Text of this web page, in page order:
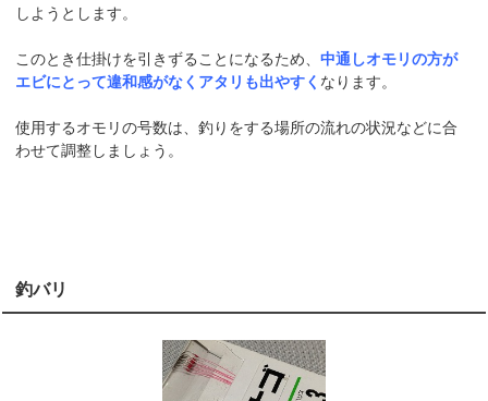
しようとします。
このとき仕掛けを引きずることになるため、中通しオモリの方が
エビにとって違和感がなくアタリも出やすく なります。
使用するオモリの号数は、釣りをする場所の流れの状況などに合
わせて調整しましょう。
釣バリ